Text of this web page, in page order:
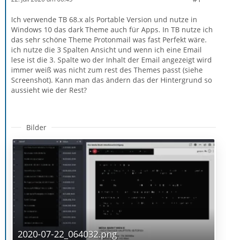
Ich verwende TB 68.x als Portable Version und nutze in
Windows 10 das dark Theme auch für Apps. In TB nutze ich
das sehr schöne Theme Protonmail was fast Perfekt wäre.
ich nutze die 3 Spalten Ansicht und wenn ich eine Email
lese ist die 3. Spalte wo der Inhalt der Email angezeigt wird
immer weiß was nicht zum rest des Themes passt (siehe
Screenshot). Kann man das ändern das der Hintergrund so
aussieht wie der Rest?
Bilder
2020-07-22_064032.png